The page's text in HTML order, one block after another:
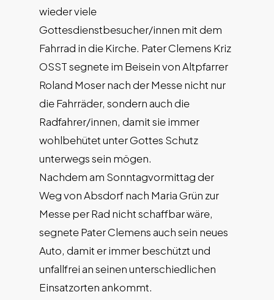
wieder viele
Gottesdienstbesucher/innen mit dem
Fahrrad in die Kirche. Pater Clemens Kriz
OSST segnete im Beisein von Altpfarrer
Roland Moser nach der Messe nicht nur
die Fahrräder, sondern auch die
Radfahrer/innen, damit sie immer
wohlbehütet unter Gottes Schutz
unterwegs sein mögen.
Nachdem am Sonntagvormittag der
Weg von Absdorf nach Maria Grün zur
Messe per Rad nicht schaffbar wäre,
segnete Pater Clemens auch sein neues
Auto, damit er immer beschützt und
unfallfrei an seinen unterschiedlichen
Einsatzorten ankommt.